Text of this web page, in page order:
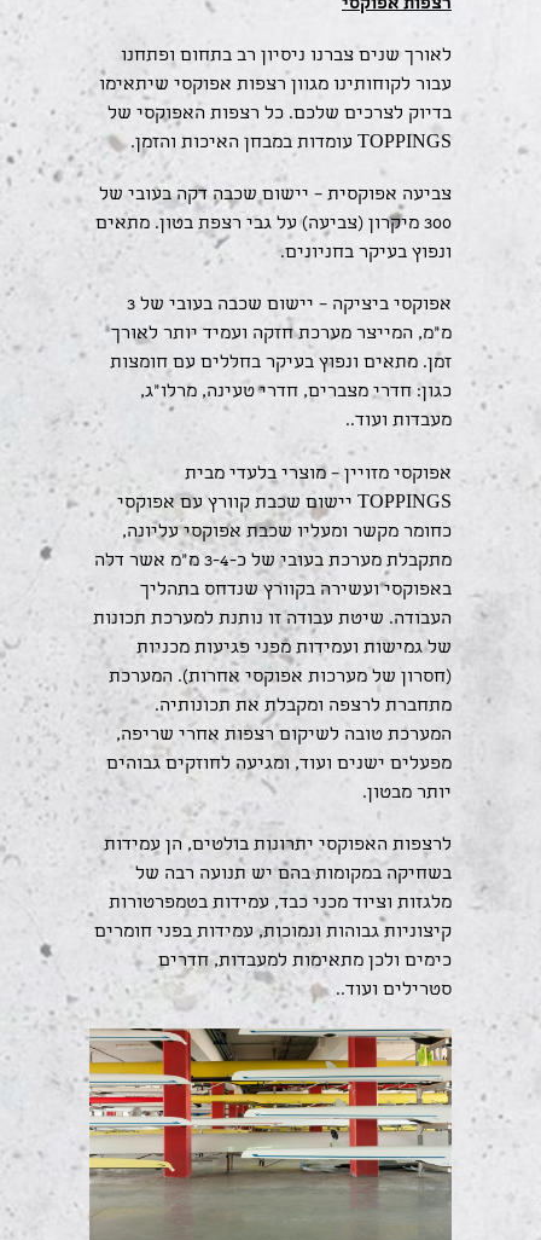
רצפות אפוקסי
לאורך שנים צברנו ניסיון רב בתחום ופתחנו
עבור לקוחותינו מגוון רצפות אפוקסי שיתאימו
בדיוק לצרכים שלכם. כל רצפות האפוקסי של
TOPPINGS עומדות במבחן האיכות והזמן.
צביעה אפוקסית – יישום שכבה דקה בעובי של
300 מיקרון (צביעה) על גבי רצפת בטון. מתאים
ונפוץ בעיקר בחניונים.
אפוקסי ביציקה – יישום שכבה בעובי של 3
מ"מ, המייצר מערכת חזקה ועמיד יותר לאורך
זמן. מתאים ונפוץ בעיקר בחללים עם חומצות
כגון: חדרי מצברים, חדרי טעינה, מרלו"ג,
מעבדות ועוד..
אפוקסי מזויין – מוצרי בלעדי מבית
TOPPINGS יישום שכבת קוורץ עם אפוקסי
כחומר מקשר ומעליו שכבת אפוקסי עליונה,
מתקבלת מערכת בעובי של כ-3-4 מ"מ אשר דלה
באפוקסי ועשירה בקוורץ שנדחס בתהליך
העבודה. שיטת עבודה זו נותנת למערכת תכונות
של גמישות ועמידות מפני פגיעות מכניות
(חסרון של מערכות אפוקסי אחרות). המערכת
מתחברת לרצפה ומקבלת את תכונותיה.
המערכת טובה לשיקום רצפות אחרי שריפה,
מפעלים ישנים ועוד, ומגיעה לחוזקים גבוהים
יותר מבטון.
לרצפות האפוקסי יתרונות בולטים, הן עמידות
בשחיקה במקומות בהם יש תנועה רבה של
מלגזות וציוד מכני כבד, עמידות בטמפרטורות
קיצוניות גבוהות ונמוכות, עמידות בפני חומרים
כימים ולכן מתאימות למעבדות, חדרים
סטרילים ועוד..